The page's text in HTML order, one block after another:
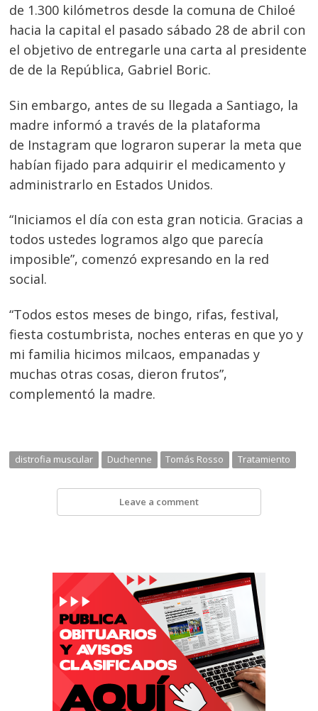
de 1.300 kilómetros desde la comuna de Chiloé
hacia la capital el pasado sábado 28 de abril con
el objetivo de entregarle una carta al presidente
de de la República, Gabriel Boric.
Sin embargo, antes de su llegada a Santiago, la
madre informó a través de la plataforma
de Instagram que lograron superar la meta que
habían fijado para adquirir el medicamento y
administrarlo en Estados Unidos.
“Iniciamos el día con esta gran noticia. Gracias a
todos ustedes logramos algo que parecía
imposible”, comenzó expresando en la red
social.
“Todos estos meses de bingo, rifas, festival,
fiesta costumbrista, noches enteras en que yo y
mi familia hicimos milcaos, empanadas y
muchas otras cosas, dieron frutos”,
complementó la madre.
distrofia muscular Duchenne Tomás Rosso Tratamiento
Leave a comment
Navegación
de